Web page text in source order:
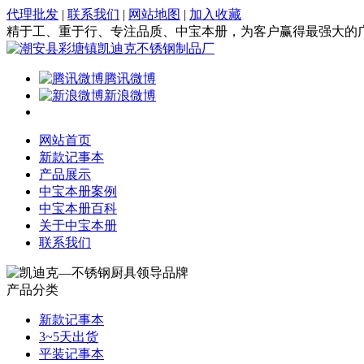
代理批发 | 联系我们 | 网站地图 | 加入收藏
精于工、重于行、专注品质、中宝本册，为客户赢得最强大的
腾讯微博
新浪微博
网站首页
新款记事本
产品展示
中宝本册案例
中宝本册百科
关于中宝本册
联系我们
产品分类
新款记事本
3~5天出货
平装记事本